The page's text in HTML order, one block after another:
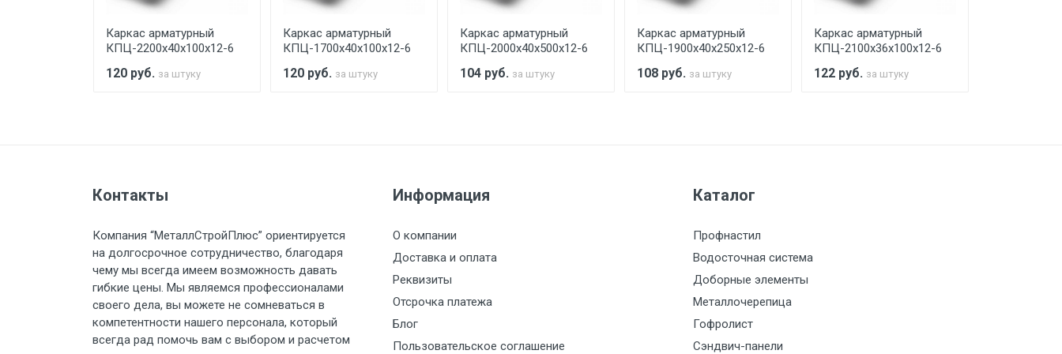
Стоимость доставки по РФ рассчитывается индивидуально.
Груз до 6 м, вес до 3 тн 7500 с НДС 35р./км за МКАД
Груз до 6 м, вес до 5 тн 9000 с НДС 40р./км за МКАД
Груз до 6 м, вес до 8 тн 10000 с НДС 45р./км за МКАД
Каркас арматурный
КПЦ-2200х40х100х12-6
120 руб. за штуку
Каркас арматурный
КПЦ-1700х40х100х12-6
120 руб. за штуку
Каркас арматурный
КПЦ-2000х40х500х12-6
104 руб. за штуку
Каркас арматурный
КПЦ-1900х40х250х12-6
108 руб. за штуку
Каркас арматурный
КПЦ-2100х36х100х12-6
122 руб. за штуку
Контакты
Компания “МеталлСтройПлюс” ориентируется
на долгосрочное сотрудничество, благодаря
чему мы всегда имеем возможность давать
гибкие цены. Мы являемся профессионалами
своего дела, вы можете не сомневаться в
компетентности нашего персонала, который
всегда рад помочь вам с выбором и расчетом
Информация
О компании
Доставка и оплата
Реквизиты
Отсрочка платежа
Блог
Пользовательское соглашение
Каталог
Профнастил
Водосточная система
Доборные элементы
Металлочерепица
Гофролист
Сэндвич-панели